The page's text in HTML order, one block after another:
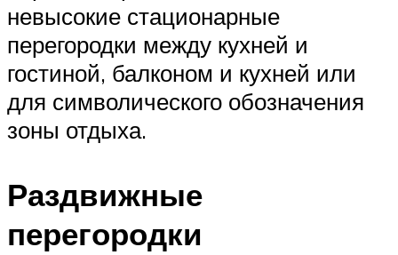
невысокие стационарные
перегородки между кухней и
гостиной, балконом и кухней или
для символического обозначения
зоны отдыха.
Раздвижные
перегородки